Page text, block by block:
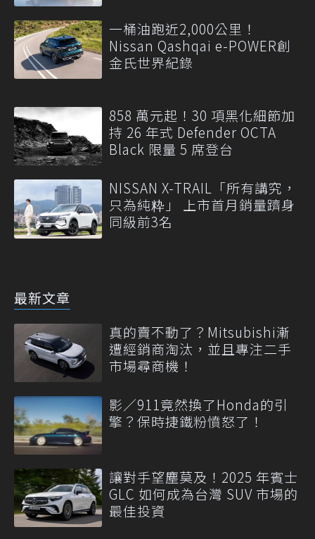
一桶油跑近2,000公里！
Nissan Qashqai e-POWER創
金氏世界紀錄
858 萬元起！30 項黑化細節加
持 26 年式 Defender OCTA
Black 限量 5 席登台
NISSAN X-TRAIL「所有講究，
只為純粋」 上市首月銷量躋身
同級前3名
最新文章
真的賣不動了？Mitsubishi漸
遭經銷商淘汰，並且專注二手
市場尋商機！
影／911竟然換了Honda的引
擎？保時捷鐵粉憤怒了！
讓對手望塵莫及！2025 年賓士
GLC 如何成為台灣 SUV 市場的
最佳投資